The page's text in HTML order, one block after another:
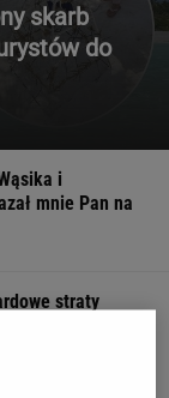
skarb
do
i
mnie Pan na
straty